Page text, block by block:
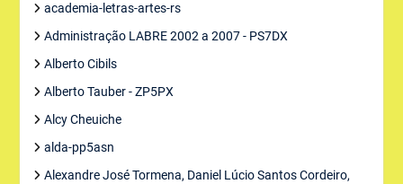
academia-letras-artes-rs
Administração LABRE 2002 a 2007 - PS7DX
Alberto Cibils
Alberto Tauber - ZP5PX
Alcy Cheuiche
alda-pp5asn
Alexandre José Tormena, Daniel Lúcio Santos Cordeiro,